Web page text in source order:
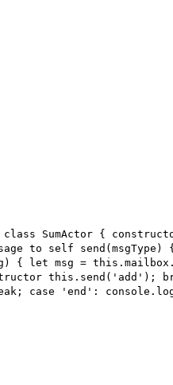
SumActor {
self send(msgType) {
{ let msg =
this.send('add');
'end':